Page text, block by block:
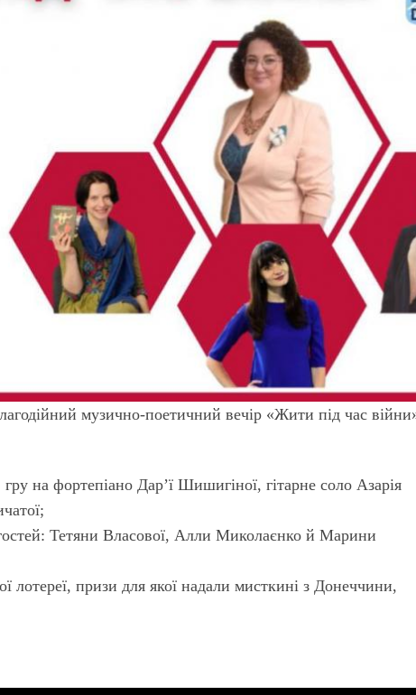
музично-поетичний вечір «Жити під час
на фортепіано Дар’ї Шишигіної, гітарне соло Азарія
Тетяни Власової, Алли Миколаєнко й Марини
лотереї, призи для якої надали мисткині з Донеччини,